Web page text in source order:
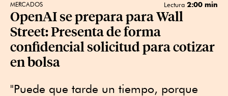
MERCADOS Lectura 2:00 min
OpenAI se prepara para Wall
Street: Presenta de forma
confidencial solicitud para cotizar
en bolsa
"Puede que tarde un ​tiempo, porque